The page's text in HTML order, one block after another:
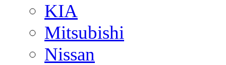
KIA
Mitsubishi
Nissan